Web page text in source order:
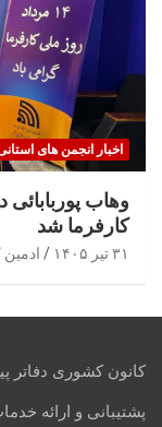
اخبار انجمن های
وهاب
کارفرما شد
۳۱ تیر ۱۴۰۵
کانون کشوری دفاتر
پشتیبانی و ارائه